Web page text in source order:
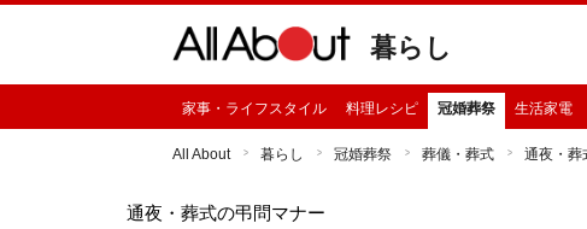
暮らし
家事・ライフスタイル 料理レシピ 冠婚葬祭 生活家電
All About 暮らし 冠婚葬祭 葬儀・葬式 通夜・葬
通夜・葬式の弔問マナー